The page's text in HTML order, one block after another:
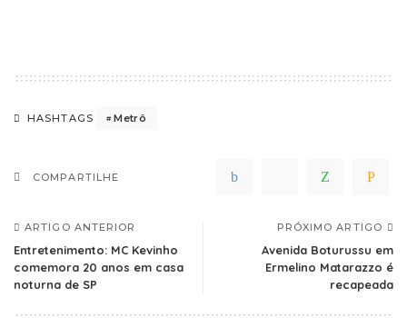
HASHTAGS Metrô
COMPARTILHE
ARTIGO ANTERIOR
Entretenimento: MC Kevinho
comemora 20 anos em casa
noturna de SP
PRÓXIMO ARTIGO
Avenida Boturussu em
Ermelino Matarazzo é
recapeada